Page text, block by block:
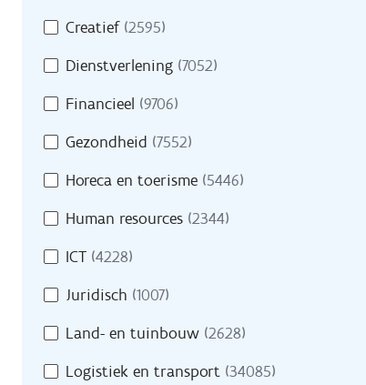
Creatief (2595)
Dienstverlening (7052)
Financieel (9706)
Gezondheid (7552)
Horeca en toerisme (5446)
Human resources (2344)
ICT (4228)
Juridisch (1007)
Land- en tuinbouw (2628)
Logistiek en transport (34085)